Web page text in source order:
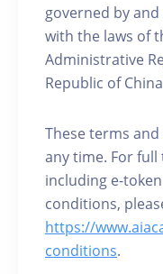
governed by
with the laws of
Administrative
Republic of
These terms
any time. For
including e-
conditions,
https://
conditions.